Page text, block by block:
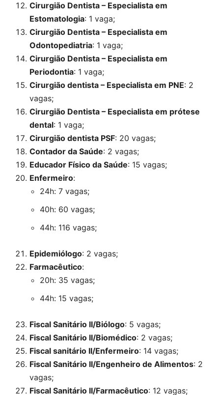
Cirurgião Dentista – Especialista em
Estomatologia: 1 vaga;
Cirurgião Dentista – Especialista em
Odontopediatria: 1 vaga;
Cirurgião Dentista – Especialista em
Periodontia: 1 vaga;
Cirurgião dentista – Especialista em PNE: 2
vagas;
Cirurgião Dentista – Especialista em prótese
dental: 1 vaga;
Cirurgião dentista PSF: 20 vagas;
Contador da Saúde: 2 vagas;
Educador Físico da Saúde: 15 vagas;
Enfermeiro:
24h: 7 vagas;
40h: 60 vagas;
44h: 116 vagas;
Epidemiólogo: 2 vagas;
Farmacêutico:
20h: 35 vagas;
44h: 15 vagas;
Fiscal Sanitário II/Biólogo: 5 vagas;
Fiscal Sanitário II/Biomédico: 2 vagas;
Fiscal sanitário II/Enfermeiro: 14 vagas;
Fiscal Sanitário II/Engenheiro de Alimentos: 2
vagas;
Fiscal Sanitário II/Farmacêutico: 12 vagas;